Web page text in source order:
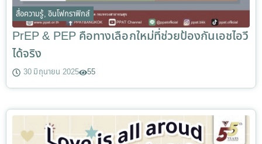
สื่อความรู้, อินโฟกราฟิกส์
PrEP & PEP คือทางเลือกใหม่ที่ช่วยป้องกันเอชไอวี
ได้จริง
30 มิถุนายน 2025 55